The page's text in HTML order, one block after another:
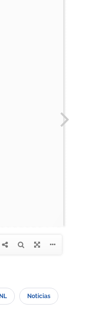
NL Noticias